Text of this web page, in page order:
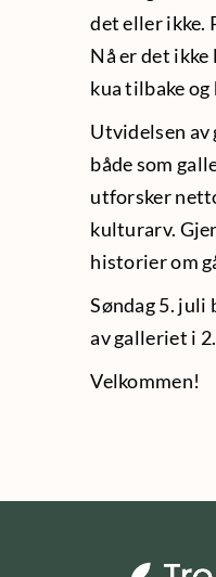
det eller ikke.
Nå er det
kua tilbake
Utvidelsen av
både som
utforsker
kulturarv.
historier om
Søndag 5. juli
av galleriet i
Velkommen!